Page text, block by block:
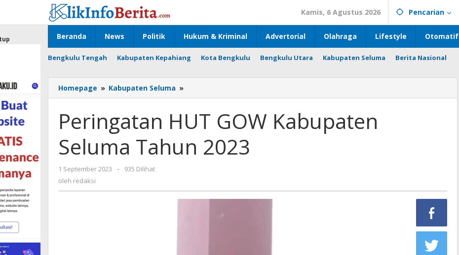
konten
Kamis, 6 Agustus 2026 Pencarian
Beranda News Politik Hukum & Kriminal Advertorial Olahraga Lifestyle Otomatif
Bengkulu Tengah Kabupaten Kepahiang Kota Bengkulu Bengkulu Utara Kabupaten Seluma Berita Nasional
Homepage » Kabupaten Seluma »
HUT
Kabupaten
Seluma
Tahun
2023
Peringatan HUT GOW Kabupaten
Seluma Tahun 2023
1 September 2023
oleh
-
935 Dilihat
oleh redaksi